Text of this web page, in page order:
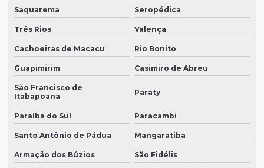
Saquarema Seropédica
Três Rios Valença
Cachoeiras de Macacu Rio Bonito
Guapimirim Casimiro de Abreu
São Francisco de
Itabapoana
Paraty
Paraíba do Sul Paracambi
Santo Antônio de Pádua Mangaratiba
Armação dos Búzios São Fidélis